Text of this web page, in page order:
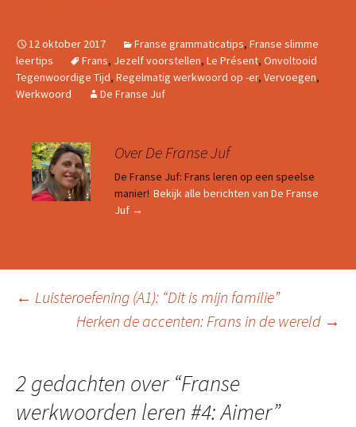
12 oktober 2017 Franse grammaticatips, Franse slimme
leertips
Frans, Jezelf voorstellen, Le Présent, Onvoltooid
Tegenwoordige Tijd, Regelmatig werkwoord op -er, Vervoegen,
Werkwoord
De Franse Juf
Over De Franse Juf
De Franse Juf: Frans leren op een speelse
manier! Bekijk alle berichten van De Franse
Juf →
Berichtnavigatie
← Luisteroefening (A1): “Dit is mijn familie”
Herken de accenten: Frans in de wereld →
2 gedachten over “Franse
werkwoorden leren #4: Aimer”